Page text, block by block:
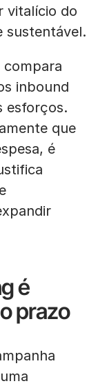
vitalício do
sustentável.
compara
inbound
esforços.
que
é
é
prazo